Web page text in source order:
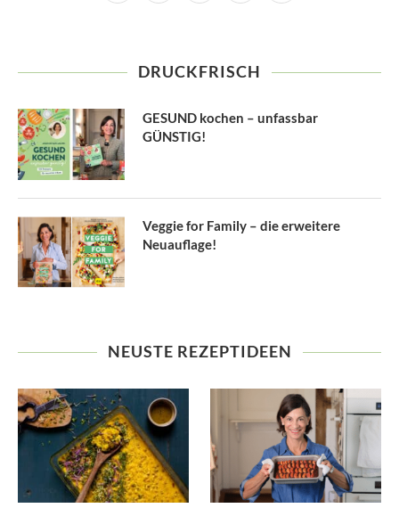
DRUCKFRISCH
GESUND kochen – unfassbar
GÜNSTIG!
Veggie for Family – die erweitere
Neuauflage!
NEUSTE REZEPTIDEEN